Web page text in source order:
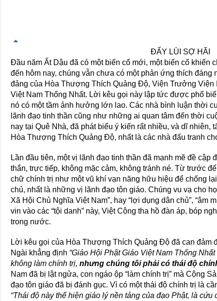
ÐẨY LÙI SỢ HÃI
Ðầu năm Ất Dậu đã có một biến cố mới, một biến cố khiến
đến hôm nay, chúng vẫn chưa có một phản ứng thích
đảng của Hòa Thượng Thích Quảng Ðộ, Viện Trưởng
Việt Nam Thống Nhất. Lời kêu gọi này lập tức được phổ
nó có một tầm ảnh hưởng lớn lao. Các nhà bình luận thời
lãnh đạo tinh thần cũng như những ai quan tâm đến thời
nay tại Quê Nhà, đã phát biểu ý kiến rất nhiều, và dĩ nhiên,
Hòa Thượng Thích Quảng Ðộ, nhất là các nhà đấu tranh
Lần đầu tiên, một vị lãnh đạo tinh thần đã mạnh mẽ đề cập
thắn, trực tiếp, không mặc cảm, không tránh né. Từ trước
chữ chính trị như một vũ khí vạn năng hữu hiệu để chống
chủ, nhất là những vị lãnh đạo tôn giáo. Chúng vu vạ cho
Xã Hội Chủ Nghĩa Việt Nam”, hay “lợi dụng dân chủ”, “âm
vin vào các “tội danh” này, Việt Cộng tha hồ đàn áp, bóp
trong nước.
Lời kêu gọi của Hòa Thượng Thích Quảng Ðộ đã can đảm
Ngài khẳng định “Giáo Hội Phật Giáo Việt Nam Thống
không làm chính trị,nhưng chúng tôi phải có thái độ
Nam đã bị lật ngửa, con ngáo ộp “làm chính trị” mà Cộng
đạo tôn giáo đã bị đánh gục. Vì có một thái độ chính trị là
“Thái độ này thể hiện giáo lý nền tảng của đạo Phật, là